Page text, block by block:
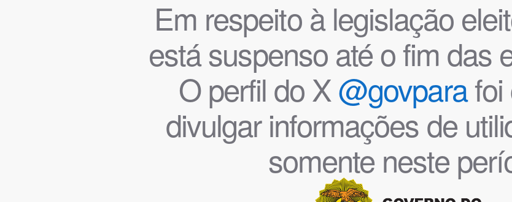
Em respeito à legislação
está suspenso até o fim das
O perfil do X@govparafoi
divulgar informações de
somente neste